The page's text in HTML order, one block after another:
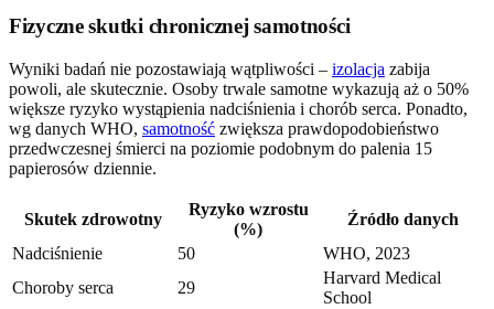
Fizyczne skutki chronicznej samotności
Wyniki badań nie pozostawiają wątpliwości – izolacja zabija
powoli, ale skutecznie. Osoby trwale samotne wykazują aż o 50%
większe ryzyko wystąpienia nadciśnienia i chorób serca. Ponadto,
wg danych WHO, samotność zwiększa prawdopodobieństwo
przedwczesnej śmierci na poziomie podobnym do palenia 15
papierosów dziennie.
Skutek zdrowotny
Ryzyko wzrostu
(%)
Źródło danych
Nadciśnienie
50
WHO, 2023
Choroby serca
29
Harvard Medical
School